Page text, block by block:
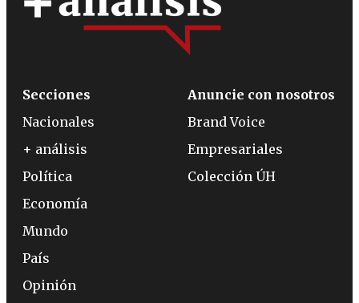
Secciones
Nacionales
+ análisis
Política
Economía
Mundo
País
Opinión
Anuncie con nosotros
Brand Voice
Empresariales
Colección ÚH